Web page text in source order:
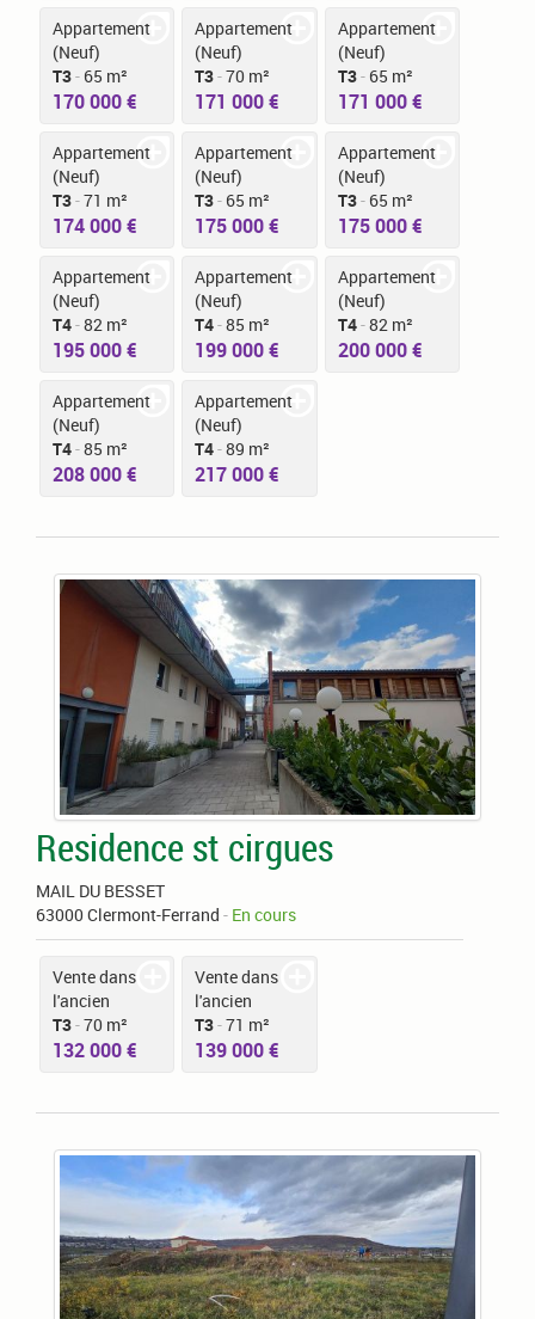
Appartement
(Neuf)
T3- 65 m²
170 000 €
Appartement
(Neuf)
T3-70 m²
171 000 €
Appartement
(Neuf)
T3-65 m²
171 000 €
Appartement
(Neuf)
T3-71 m²
174 000 €
Appartement
(Neuf)
T3- 65 m²
175 000 €
Appartement
(Neuf)
T3-65 m²
175 000 €
Appartement
(Neuf)
T4-82 m²
195 000 €
Appartement
(Neuf)
T4-85 m²
199 000 €
Appartement
(Neuf)
T4-82 m²
200 000 €
Appartement
(Neuf)
T4-85 m²
208 000 €
Appartement
(Neuf)
T4-89 m²
217 000 €
Residence st cirgues
MAIL DU BESSET
63000 Clermont-Ferrand - En cours
Vente dans
l'ancien
T3-70 m²
132 000 €
Vente dans
l'ancien
T3-71 m²
139 000 €